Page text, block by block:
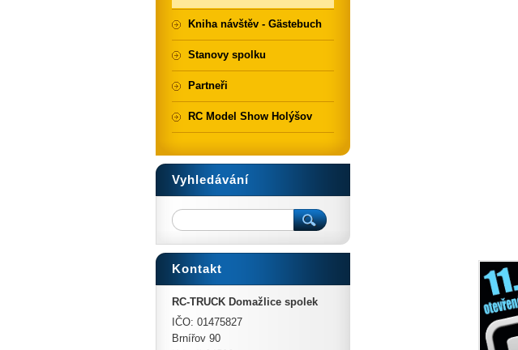
Kniha návštěv - Gästebuch
Stanovy spolku
Partneři
RC Model Show Holýšov
Vyhledávání
Kontakt
RC-TRUCK Domažlice spolek
IČO: 01475827
Brnířov 90